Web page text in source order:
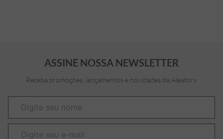
ASSINE NOSSA NEWSLETTER
Receba promoções, lançamentos e novidades da Aleatory